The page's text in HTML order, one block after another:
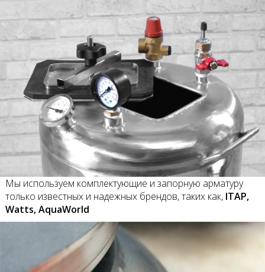
Мы используем комплектующие и запорную арматуру
только известных и надежных брендов, таких как, ITAP,
Watts, AquaWorld